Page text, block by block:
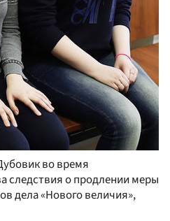
во время
следствия о продлении меры
дела «Нового величия»,